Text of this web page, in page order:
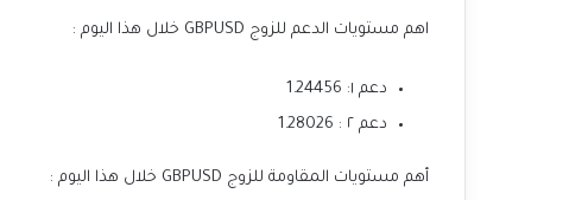
اهم مستويات الدعم للزوج GBPUSD خلال هذا اليوم :
دعم ١: 1.24456
دعم ٢ : 1.28026
أهم مستويات المقاومة للزوج GBPUSD خلال هذا اليوم :